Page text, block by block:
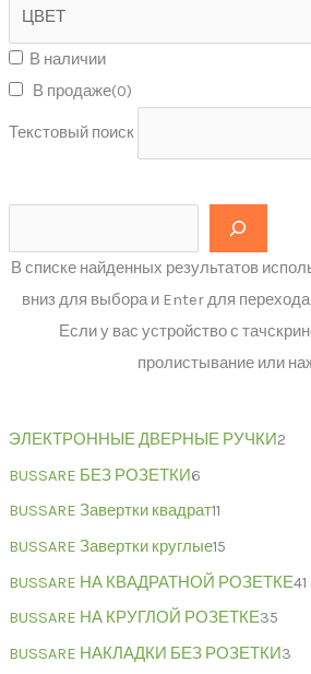
В наличии
В продаже(0)
Текстовый поиск
В списке найденных результатов
вниз для выбора и Enter для
Если у вас устройство с
пролистывание или
ЭЛЕКТРОННЫЕ ДВЕРНЫЕ РУЧКИ2
BUSSARE БЕЗ РОЗЕТКИ6
BUSSARE Завертки квадрат11
BUSSARE Завертки круглые15
BUSSARE НА КВАДРАТНОЙ РОЗЕТКЕ41
BUSSARE НА КРУГЛОЙ РОЗЕТКЕ35
BUSSARE НАКЛАДКИ БЕЗ РОЗЕТКИ3